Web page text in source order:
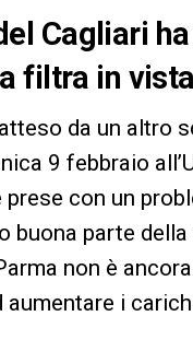
Cagliari
filtra in
da un altro
9 febbraio
prese con un
buona parte
non è
i